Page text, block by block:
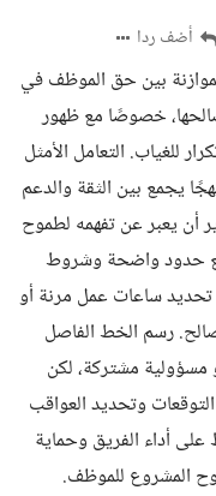
أضف ردا
بين حق الموظف في
خصوصًا مع ظهور
للغياب. التعامل الأمثل
يجمع بين الثقة والدعم
أن يعبر عن تفهمه لطموح
حدود واضحة وشروط
تحديد ساعات عمل مرنة أو
رسم الخط الفاصل
مسؤولية مشتركة، لكن
وتحديد العواقب
أداء الفريق وحماية
المشروع للموظف.